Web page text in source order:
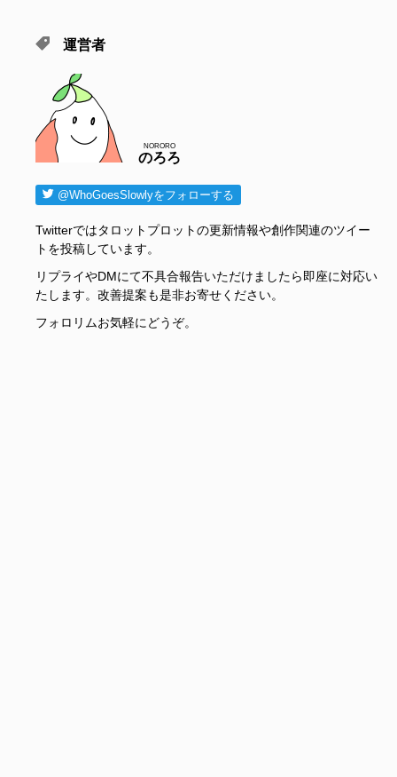
運営者
のろろ
NORORO
@WhoGoesSlowlyをフォローする
Twitterではタロットプロットの更新情報や創作関連のツイー
トを投稿しています。
リプライやDMにて不具合報告いただけましたら即座に対応い
たします。改善提案も是非お寄せください。
フォロリムお気軽にどうぞ。